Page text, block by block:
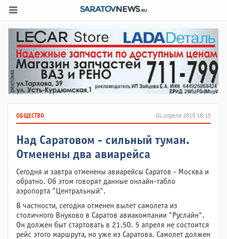
04 апреля 2019 18:15
ОБЩЕСТВО
Над Саратовом - сильный туман.
Отменены два авиарейса
Сегодня и завтра отменены авиарейсы Саратов - Москва и
обратно. Об этом говорят данные онлайн-табло
аэропорта "Центральный".
В частности, сегодня отменен вылет самолета из
столичного Внуково в Саратов авиакомпании "Руслайн".
Он должен быт стартовать в 21.50. 5 апреля не состоится
рейс этого маршрута, но уже из Саратова. Самолет должен